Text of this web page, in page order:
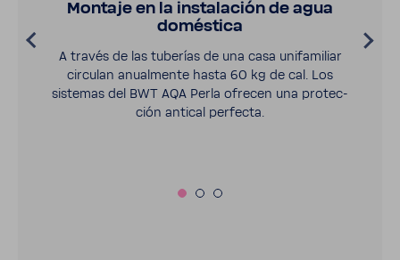
Montaje en la insta­la­ción de agua
domés­tica
A través de las tube­rías de una casa unifa­mi­liar
circulan anual­mente hasta 60 kg de cal. Los
sistemas del BWT AQA Perla ofrecen una protec­
ción antical perfecta.